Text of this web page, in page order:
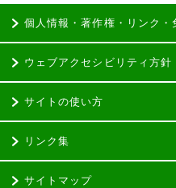
個人情報・著作権・リンク・
ウェブアクセシビリティ方針
サイトの使い方
リンク集
サイトマップ